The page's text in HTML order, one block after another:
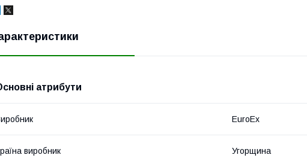
атрибути
EuroEx
виробник Угорщина